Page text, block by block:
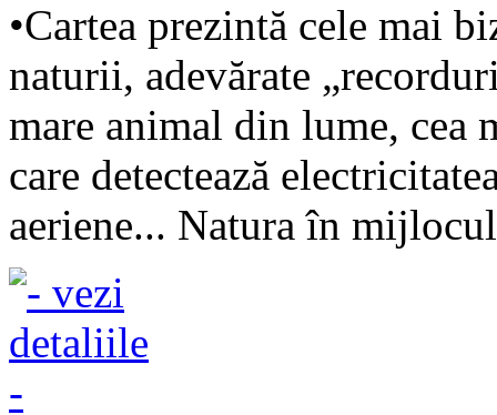
•Cartea prezintă cele mai
naturii, adevărate
mare animal din lume, cea
care detectează
aeriene... Natura în